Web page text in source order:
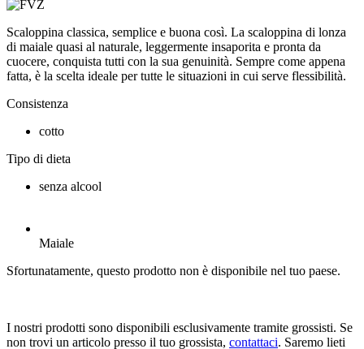
Scaloppina classica, semplice e buona così. La scaloppina di lonza
di maiale quasi al naturale, leggermente insaporita e pronta da
cuocere, conquista tutti con la sua genuinità. Sempre come appena
fatta, è la scelta ideale per tutte le situazioni in cui serve flessibilità.
Consistenza
cotto
Tipo di dieta
senza alcool
Maiale
Sfortunatamente, questo prodotto non è disponibile nel tuo paese.
I nostri prodotti sono disponibili esclusivamente tramite grossisti. Se
non trovi un articolo presso il tuo grossista, contattaci. Saremo lieti